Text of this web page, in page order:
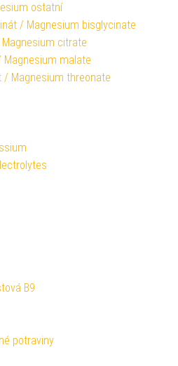
ostatní
/ Magnesium bisglycinate
citrate
Magnesium malate
/ Magnesium threonate
B9
potraviny